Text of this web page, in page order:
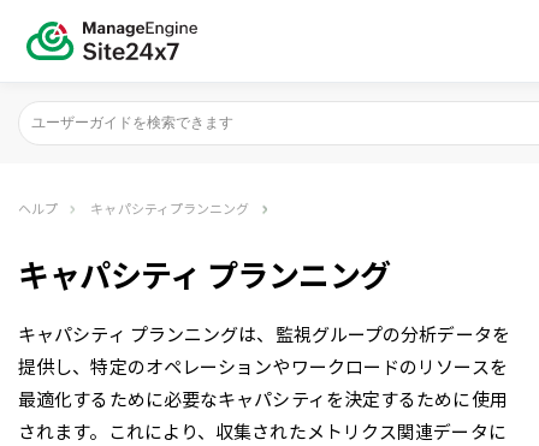
ヘルプ キャパシティプランニング
キャパシティ プランニング
キャパシティ プランニングは、監視グループの分析データを
提供し、特定のオペレーションやワークロードのリソースを
最適化するために必要なキャパシティを決定するために使用
されます。これにより、収集されたメトリクス関連データに